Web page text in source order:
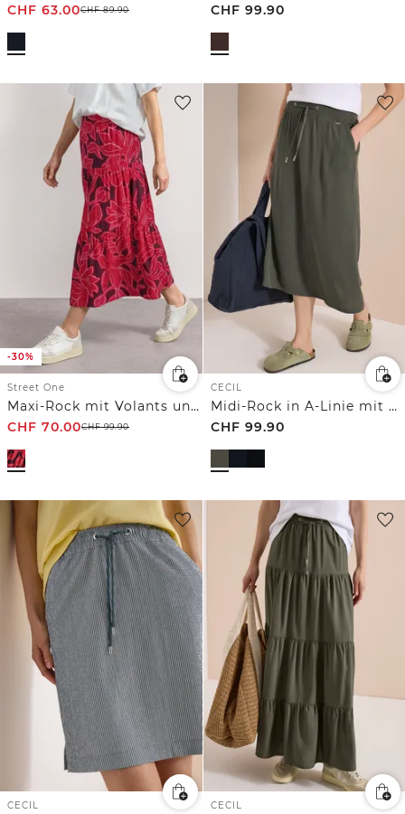
CHF 63.00CHF89.90
CHF 99.90
-30%
Street One
Maxi-Rock mit Volants und Print
CHF 70.00CHF99.90
CECIL
Midi-Rock in A-Linie mit Struktur
CHF 99.90
CECIL CECIL